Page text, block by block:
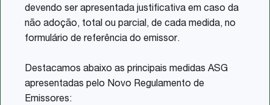
devendo ser apresentada justificativa em caso da
não adoção, total ou parcial, de cada medida, no
formulário de referência do emissor.
Destacamos abaixo as principais medidas ASG
apresentadas pelo Novo Regulamento de
Emissores: